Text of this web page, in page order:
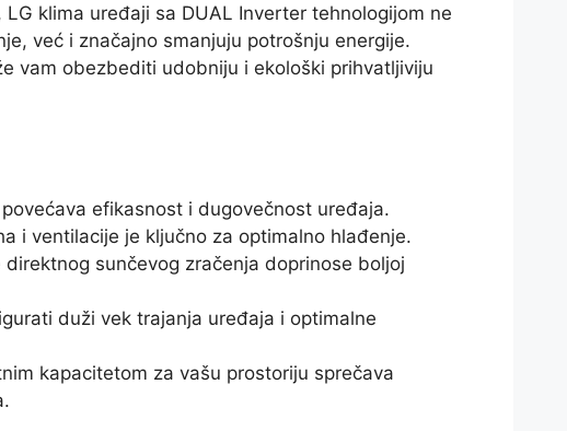
klima uređaji sa DUAL Inverter tehnologijom ne
već i značajno smanjuju potrošnju energije.
vam obezbediti udobniju i ekološki prihvatljiviju
efikasnost i dugovečnost uređaja.
i ventilacije je ključno za optimalno hlađenje.
sunčevog zračenja doprinose boljoj
duži vek trajanja uređaja i optimalne
kapacitetom za vašu prostoriju sprečava